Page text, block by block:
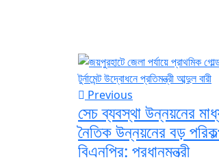
Previous
সেচ ব্যবস্থা উন্নয়নের
নৈতিক উন্নয়নের বড়
বিএনপির: প্রধানমন্ত্রী